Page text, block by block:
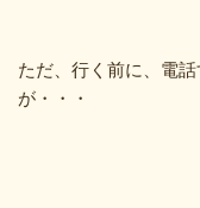
ただ、行く前に、電
が・・・